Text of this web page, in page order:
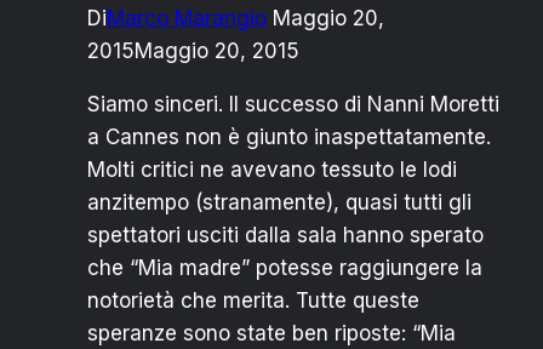
LIBERTÀ”
DiMarco Marangio Maggio 20,
2015Maggio 20, 2015
Siamo sinceri. Il successo di Nanni Moretti
a Cannes non è giunto inaspettatamente.
Molti critici ne avevano tessuto le lodi
anzitempo (stranamente), quasi tutti gli
spettatori usciti dalla sala hanno sperato
che “Mia madre” potesse raggiungere la
notorietà che merita. Tutte queste
speranze sono state ben riposte: “Mia